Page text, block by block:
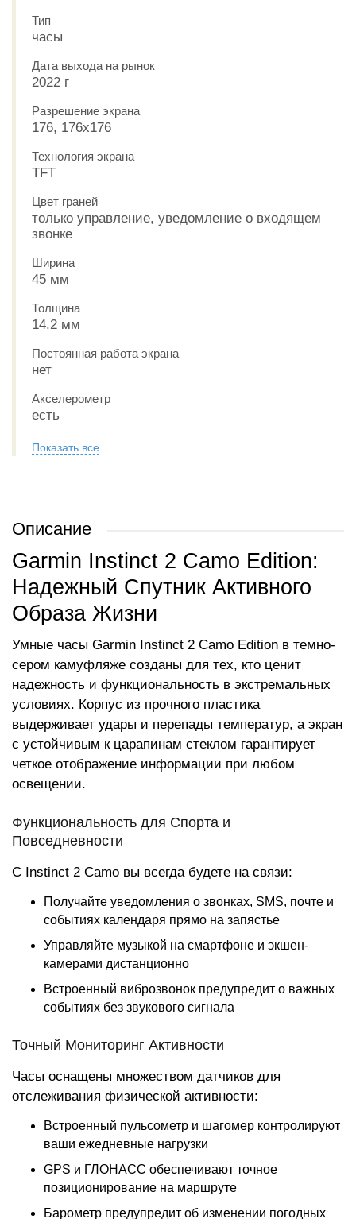
Тип
часы
Дата выхода на рынок
2022 г
Разрешение экрана
176, 176x176
Технология экрана
TFT
Цвет граней
только управление, уведомление о входящем
звонке
Ширина
45 мм
Толщина
14.2 мм
Постоянная работа экрана
нет
Акселерометр
есть
Показать все
Описание
Garmin Instinct 2 Camo Edition:
Надежный Спутник Активного
Образа Жизни
Умные часы Garmin Instinct 2 Camo Edition в темно-
сером камуфляже созданы для тех, кто ценит
надежность и функциональность в экстремальных
условиях. Корпус из прочного пластика
выдерживает удары и перепады температур, а экран
с устойчивым к царапинам стеклом гарантирует
четкое отображение информации при любом
освещении.
Функциональность для Спорта и
Повседневности
С Instinct 2 Camo вы всегда будете на связи:
Получайте уведомления о звонках, SMS, почте и
событиях календаря прямо на запястье
Управляйте музыкой на смартфоне и экшен-
камерами дистанционно
Встроенный виброзвонок предупредит о важных
событиях без звукового сигнала
Точный Мониторинг Активности
Часы оснащены множеством датчиков для
отслеживания физической активности:
Встроенный пульсометр и шагомер контролируют
ваши ежедневные нагрузки
GPS и ГЛОНАСС обеспечивают точное
позиционирование на маршруте
Барометр предупредит об изменении погодных